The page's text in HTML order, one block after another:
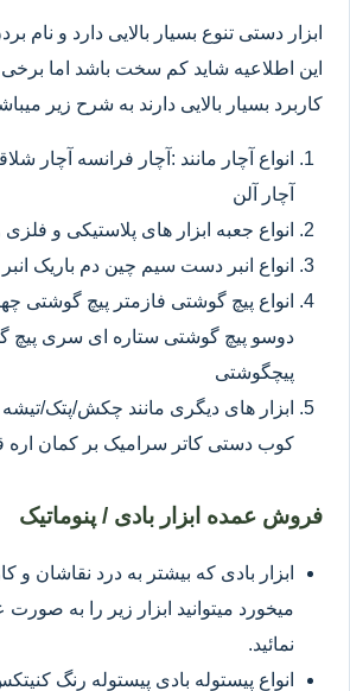
ابزار دستی تنوع بسیار بالایی دارد و نام
این اطلاعیه شاید کم سخت باشد اما برخی
کاربرد بسیار بالایی دارند به شرح زیر
انواع آچار مانند :آچار فرانسه آچار
آچار آلن
انواع جعبه ابزار های پلاستیکی و فلزی
انواع انبر دست سیم چین دم باریک
انواع پیچ گوشتی فازمتر پیچ گوشتی
دوسو پیچ گوشتی ستاره ای سری
پیچگوشتی
ابزار های دیگری مانند چکش/پتک/
کوب دستی کاتر سرامیک بر کمان اره
فروش عمده ابزار بادی / پنوماتیک
ابزار بادی که بیشتر به درد نقاشان و
میخورد میتوانید ابزار زیر را به
نمائید.
انواع پیستوله بادی پیستوله رنگ